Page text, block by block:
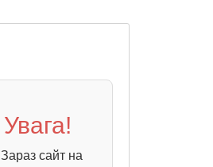
Увага!
Зараз сайт на